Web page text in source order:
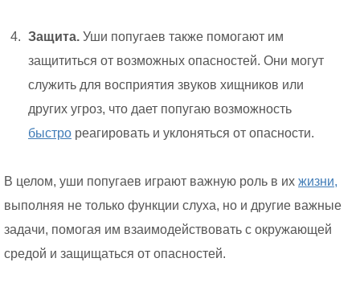
Защита. Уши попугаев также помогают им
защититься от возможных опасностей. Они могут
служить для восприятия звуков хищников или
других угроз, что дает попугаю возможность
быстро реагировать и уклоняться от опасности.
В целом, уши попугаев играют важную роль в их жизни,
выполняя не только функции слуха, но и другие важные
задачи, помогая им взаимодействовать с окружающей
средой и защищаться от опасностей.